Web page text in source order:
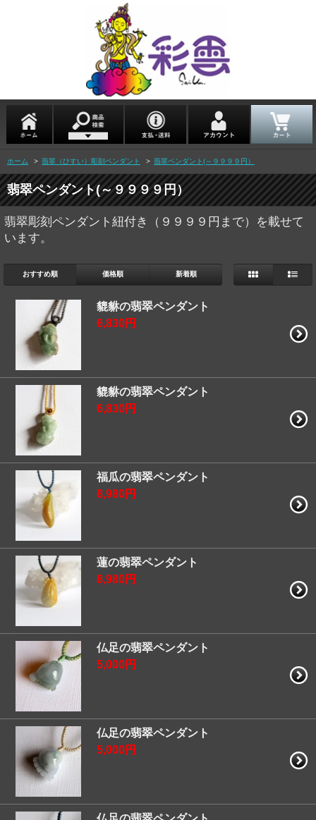
ホーム > 翡翠（ひすい）彫刻ペンダント > 翡翠ペンダント(～９９９９円）
翡翠ペンダント(～９９９９円）
翡翠彫刻ペンダント紐付き（９９９９円まで）を載せて
います。
おすすめ順 価格順 新着順
貔貅の翡翠ペンダント
6,830円
貔貅の翡翠ペンダント
6,830円
福瓜の翡翠ペンダント
8,980円
蓮の翡翠ペンダント
8,980円
仏足の翡翠ペンダント
5,000円
仏足の翡翠ペンダント
5,000円